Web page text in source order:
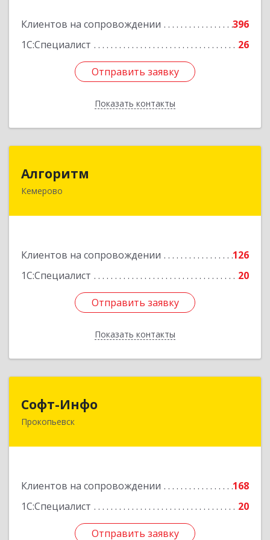
Клиентов на сопровождении
396
1С:Специалист
26
Отправить заявку
Показать контакты
Подробнее
Отправить заявку
Назад
Алгоритм
Кемерово
Клиентов на сопровождении
126
1С:Специалист
20
Отправить заявку
Показать контакты
Отправить заявку
Назад
Софт-Инфо
Прокопьевск
Клиентов на сопровождении
168
1С:Специалист
20
Отправить заявку
653039, Кемеровская область - Кузбасс,
Подробнее
Отправить заявку